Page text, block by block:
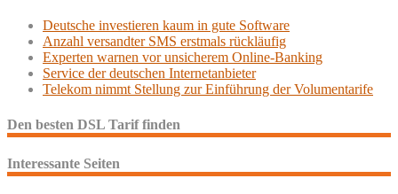
Deutsche investieren kaum in gute Software
Anzahl versandter SMS erstmals rückläufig
Experten warnen vor unsicherem Online-Banking
Service der deutschen Internetanbieter
Telekom nimmt Stellung zur Einführung der Volumentarife
Den besten DSL Tarif finden
Interessante Seiten